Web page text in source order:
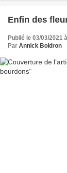
Enfin des
Publié le 03/03/2021
Par Annick Boidron